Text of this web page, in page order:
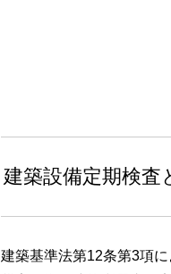
建築設備定期検査
建築基準法第12条第3項